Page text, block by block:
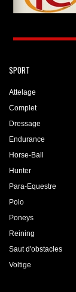
SPORT
Attelage
Complet
Dressage
Endurance
Horse-Ball
Hunter
Para-Equestre
Polo
Poneys
Reining
Saut d'obstacles
Voltige